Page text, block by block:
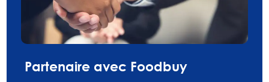
Partenaire avec Foodbuy